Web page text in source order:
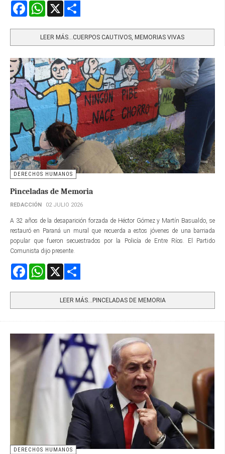
FacebookWhatsApp
LEER MÁS…CUERPOS CAUTIVOS, MEMORIAS VIVAS
DERECHOS HUMANOS
Pinceladas de Memoria
REDACCIÓN 02 JULIO 2026
A 32 años de la desaparición forzada de Héctor Gómez y Martín Basualdo, se
restauró en Paraná un mural que recuerda a estos jóvenes de una barriada
popular que fueron secuestrados por la Policía de Entre Ríos. El Partido
Comunista dijo presente.
FacebookWhatsApp
LEER MÁS…PINCELADAS DE MEMORIA
DERECHOS HUMANOS